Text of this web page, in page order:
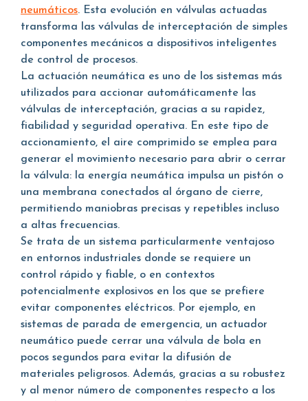
neumáticos. Esta evolución en válvulas actuadas
transforma las válvulas de interceptación de simples
componentes mecánicos a dispositivos inteligentes
de control de procesos.
La actuación neumática es uno de los sistemas más
utilizados para accionar automáticamente las
válvulas de interceptación, gracias a su rapidez,
fiabilidad y seguridad operativa. En este tipo de
accionamiento, el aire comprimido se emplea para
generar el movimiento necesario para abrir o cerrar
la válvula: la energía neumática impulsa un pistón o
una membrana conectados al órgano de cierre,
permitiendo maniobras precisas y repetibles incluso
a altas frecuencias.
Se trata de un sistema particularmente ventajoso
en entornos industriales donde se requiere un
control rápido y fiable, o en contextos
potencialmente explosivos en los que se prefiere
evitar componentes eléctricos. Por ejemplo, en
sistemas de parada de emergencia, un actuador
neumático puede cerrar una válvula de bola en
pocos segundos para evitar la difusión de
materiales peligrosos. Además, gracias a su robustez
y al menor número de componentes respecto a los